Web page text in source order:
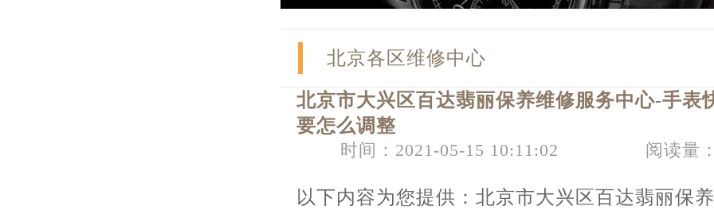
北京各区维修中心
北京市大兴区百达翡丽保养维修服务中心-手表
要怎么调整
时间：2021-05-15 10:11:02 阅读量
以下内容为您提供：北京市大兴区百达翡丽保